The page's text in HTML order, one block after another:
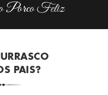
Porco Feliz
PAIS?